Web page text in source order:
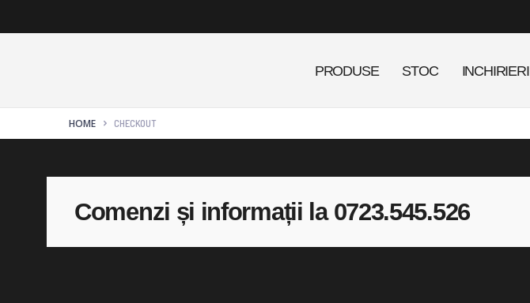
PRODUSE STOC INCHIRIERI
HOME CHECKOUT
Comenzi și informații la 0723.545.526